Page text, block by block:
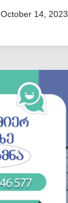
October 14, 2023